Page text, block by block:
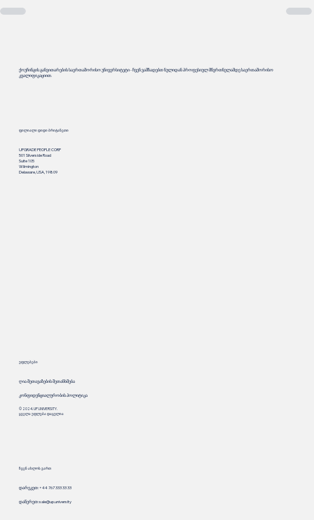
ქოუჩინგის განვითარების საერთაშორისო უნივერსიტეტი - ჩვენ ვამზადებთ ნულიდან პროფესიულ მწვრთნელამდე საერთაშორისო
კვალიფიკაციით.
ფილიალი დიდი ბრიტანეთი
UPGRADE PEOPLE CORP
501 Silverside Road
Suite 105
Wilmington
Delaware, USA, 19809
უფლებები
ღია შეთავაზების შეთანხმება
კონფიდენციალურობის პოლიტიკა
© 2024. UP.UNIVERSITY.
ყველა უფლება დაცულია
ჩვენ ახლოს ვართ
დაწერეთ:sale@up.university
დარეკეთ: +44 767 333 33 33